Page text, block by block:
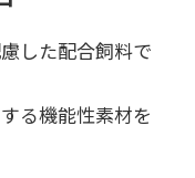
した配合飼料で
る機能性素材を